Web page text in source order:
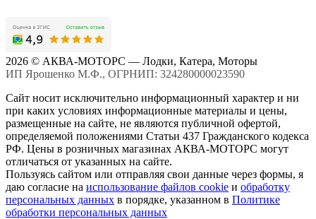
2026 © АКВА-МОТОРС — Лодки, Катера, Моторы
ИП Ярошенко М.Ф., ОГРНИП: 324280000023590
Сайт носит исключительно информационный характер и ни
при каких условиях информационные материалы и цены,
размещенные на сайте, не являются публичной офертой,
определяемой положениями Статьи 437 Гражданского кодекса
РФ. Цены в розничных магазинах АКВА-МОТОРС могут
отличаться от указанных на сайте.
Пользуясь сайтом или отправляя свои данные через формы, я
даю согласие на использование файлов cookie и обработку
персональных данных в порядке, указанном в Политике
обработки персональных данных